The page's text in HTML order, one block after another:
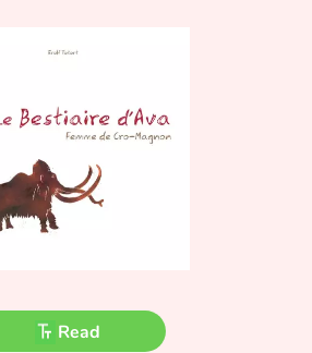
kings, queens and dragons
Read